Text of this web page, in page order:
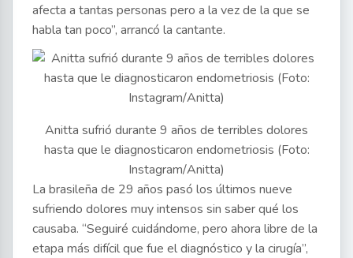
afecta a tantas personas pero a la vez de la que se
habla tan poco”, arrancó la cantante.
Anitta sufrió durante 9 años de terribles dolores
hasta que le diagnosticaron endometriosis (Foto:
Instagram/Anitta)
La brasileña de 29 años pasó los últimos nueve
sufriendo dolores muy intensos sin saber qué los
causaba. “Seguiré cuidándome, pero ahora libre de la
etapa más difícil que fue el diagnóstico y la cirugía”,